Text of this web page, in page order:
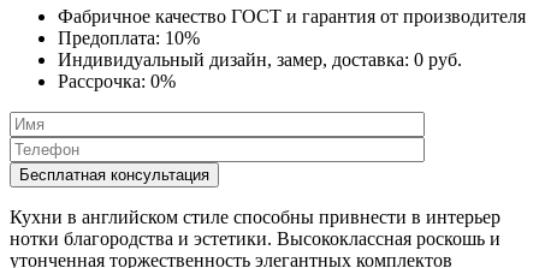
Фабричное качество ГОСТ и гарантия от производителя
Предоплата: 10%
Индивидуальный дизайн, замер, доставка: 0 руб.
Рассрочка: 0%
Кухни в английском стиле способны привнести в интерьер
нотки благородства и эстетики. Высококлассная роскошь и
утонченная торжественность элегантных комплектов